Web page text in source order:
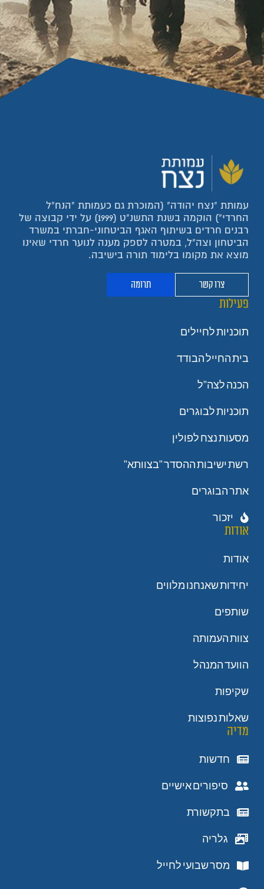
עמותת "נצח יהודה" (המוכרת גם כעמותת "הנח"ל
החרדי") הוקמה בשנת התשנ"ט (1999) על ידי קבוצה של
רבנים חרדים בשיתוף האגף הביטחוני-חברתי במשרד
הביטחון וצה"ל, במטרה לספק מענה לנוער חרדי שאינו
מוצא את מקומו בלימוד תורה בישיבה.
צרו קשר תרומה
פעילות
תוכניות לחיילים
בית החייל הבודד
הכנה לצה"ל
תוכניות לבוגרים
מסעות נצח לפולין
רשת ישיבות ההסדר "בצוותא"
אתר הבוגרים
יזכור
אודות
אודות
יחידות שאנחנו מלווים
שותפים
צוות העמותה
הוועד המנהל
שקיפות
שאלות נפוצות
מדיה
חדשות
סיפורים אישיים
בתקשורת
גלריה
מסר שבועי לחייל